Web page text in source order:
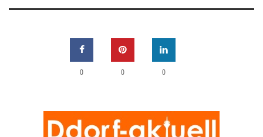
0 0 0